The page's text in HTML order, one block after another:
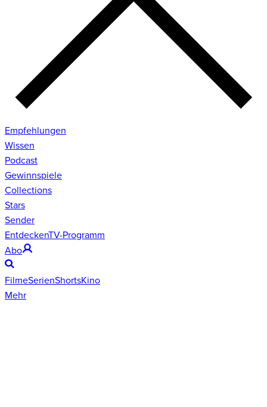
Empfehlungen
Wissen
Podcast
Gewinnspiele
Collections
Stars
Sender
EntdeckenTV-Programm
Abo
FilmeSerienShortsKino
Mehr